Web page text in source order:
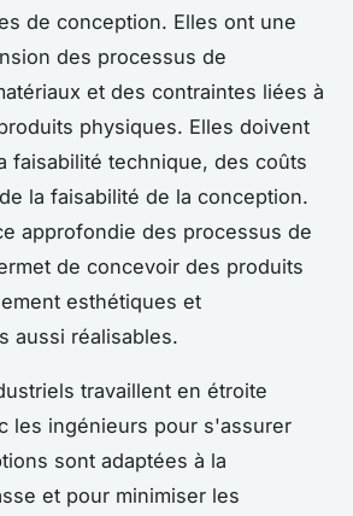
de conception. Elles ont une
des processus de
et des contraintes liées à
physiques. Elles doivent
faisabilité technique, des coûts
la faisabilité de la conception.
approfondie des processus de
de concevoir des produits
esthétiques et
aussi réalisables.
travaillent en étroite
les ingénieurs pour s'assurer
sont adaptées à la
et pour minimiser les